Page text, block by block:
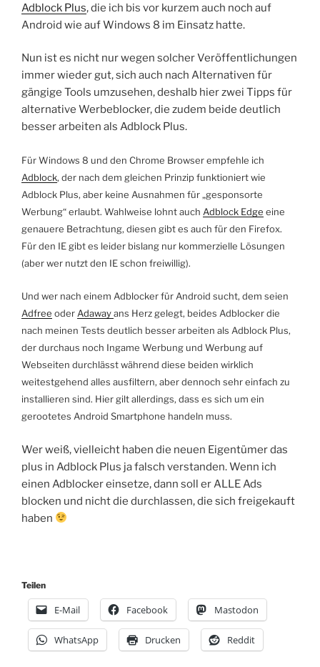
Adblock Plus, die ich bis vor kurzem auch noch auf
Android wie auf Windows 8 im Einsatz hatte.
Nun ist es nicht nur wegen solcher Veröffentlichungen
immer wieder gut, sich auch nach Alternativen für
gängige Tools umzusehen, deshalb hier zwei Tipps für
alternative Werbeblocker, die zudem beide deutlich
besser arbeiten als Adblock Plus.
Für Windows 8 und den Chrome Browser empfehle ich
Adblock, der nach dem gleichen Prinzip funktioniert wie
Adblock Plus, aber keine Ausnahmen für „gesponsorte
Werbung“ erlaubt. Wahlweise lohnt auch Adblock Edge eine
genauere Betrachtung, diesen gibt es auch für den Firefox.
Für den IE gibt es leider bislang nur kommerzielle Lösungen
(aber wer nutzt den IE schon freiwillig).
Und wer nach einem Adblocker für Android sucht, dem seien
Adfree oder Adawayans Herz gelegt, beides Adblocker die
nach meinen Tests deutlich besser arbeiten als Adblock Plus,
der durchaus noch Ingame Werbung und Werbung auf
Webseiten durchlässt während diese beiden wirklich
weitestgehend alles ausfiltern, aber dennoch sehr einfach zu
installieren sind. Hier gilt allerdings, dass es sich um ein
gerootetes Android Smartphone handeln muss.
Wer weiß, vielleicht haben die neuen Eigentümer das
plus in Adblock Plus ja falsch verstanden. Wenn ich
einen Adblocker einsetze, dann soll er ALLE Ads
blocken und nicht die durchlassen, die sich freigekauft
haben
Teilen
E-Mail Facebook Mastodon
WhatsApp Drucken Reddit